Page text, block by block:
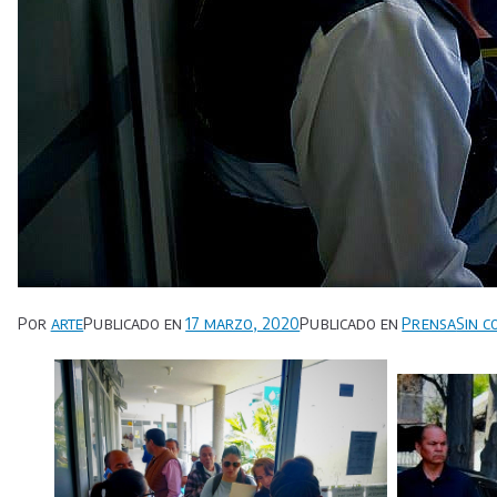
Por artePublicado en17 marzo, 2020Publicado enPrensaSin